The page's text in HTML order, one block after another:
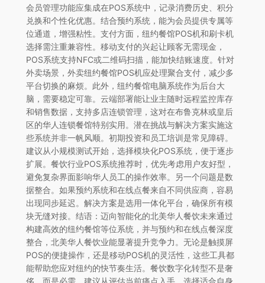
会员管理功能应集成在POS系统中，记录消费历史、积分
兑换和个性化优惠。结合预约系统，能为会员提供专属等
位通道，增强粘性。支付方面，纽约餐馆POS机和刷卡机
选择需注重兼容性。移动支付的兴起让顾客无需现金，
POS系统支持NFC或二维码扫描，能加快结账速度。针对
外卖场景，外卖纽约餐馆POS机应处理聚合支付，减少多
平台切换的麻烦。此外，纽约餐馆电脑系统作为后台大
脑，需要稳定可靠。云端部署能让业主随时远程监控库存
和销售数据，支持多店连锁管理，这对在布鲁克林或皇后
区的华人连锁餐馆特别实用。潜在挑战与解决方案实施这
些系统并非一帆风顺。初期投资和员工培训是常见障碍。
建议从小规模测试开始，选择模块化POS系统，便于逐步
扩展。餐饮行业POS系统推荐时，优先考虑用户友好型，
避免复杂界面影响华人员工的操作效率。另一个问题是数
据整合。如果预约系统和在线点餐来自不同供应商，容易
出现同步延迟。解决方案是选用一体化平台，确保所有模
块无缝对接。结语：迈向智能化的北美华人餐饮未来通过
构建高效的纽约餐馆等位系统，并与预约和在线点餐深度
整合，北美华人餐饮业能显著提升竞争力。无论是触摸屏
POS的便捷操作，还是移动POS机的灵活性，这些工具都
能帮助您应对纽约的快节奏生活。餐饮数字化转型不是奢
侈，而是必需。建议从评估当前痛点入手，选择适合自身